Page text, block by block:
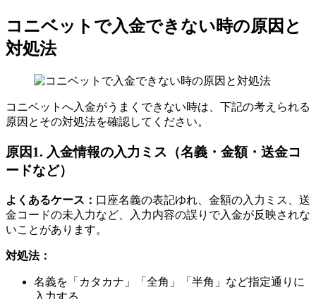
コニベットで入金できない時の原因と
対処法
コニベットへ入金がうまくできない時は、下記の考えられる
原因とその対処法を確認してください。
原因1. 入金情報の入力ミス（名義・金額・送金コ
ードなど）
よくあるケース： 口座名義の表記ゆれ、金額の入力ミス、送
金コードの未入力など、入力内容の誤りで入金が反映されな
いことがあります。
対処法：
名義を「カタカナ」「全角」「半角」など指定通りに
入力する